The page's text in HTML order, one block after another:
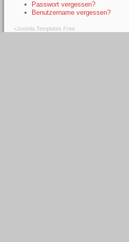
Passwort vergessen?
Benutzername vergessen?
<Joomla Templates Free